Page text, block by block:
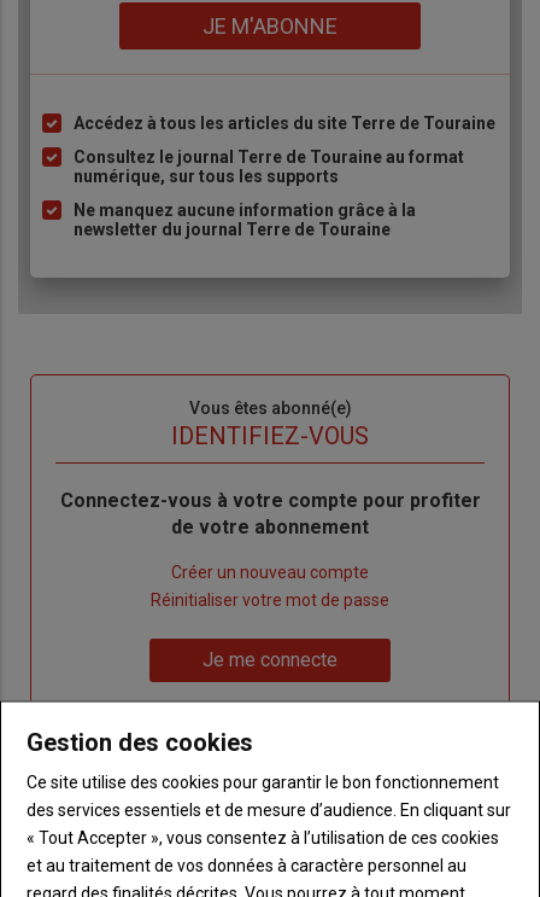
JE M'ABONNE
Liste
à
puce
Accédez à tous les articles du site Terre de Touraine
Consultez le journal Terre de Touraine au format
numérique, sur tous les supports
Ne manquez aucune information grâce à la
newsletter du journal Terre de Touraine
Vous êtes abonné(e)
IDENTIFIEZ-VOUS
Body
Connectez-vous à votre compte pour profiter
de votre abonnement
Créer un nouveau compte
passe"
Réinitialiser votre mot de passe
me
connecte"
Je me connecte
Sous-
titre
Vous n'êtes pas abonné(e)
TITRE CRÉEZ UN COMPTE
BodyChoisissez votre formule et créez votre
Gestion des cookies
Ce site utilise des cookies pour garantir le bon fonctionnement
des services essentiels et de mesure d’audience. En cliquant sur
« Tout Accepter », vous consentez à l’utilisation de ces cookies
et au traitement de vos données à caractère personnel au
regard des finalités décrites. Vous pourrez à tout moment